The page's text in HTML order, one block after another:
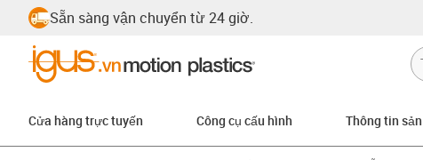
Sẵn sàng vận chuyển từ 24 giờ.
Cửa hàng trực tuyến Công cụ cấu hình Thông tin